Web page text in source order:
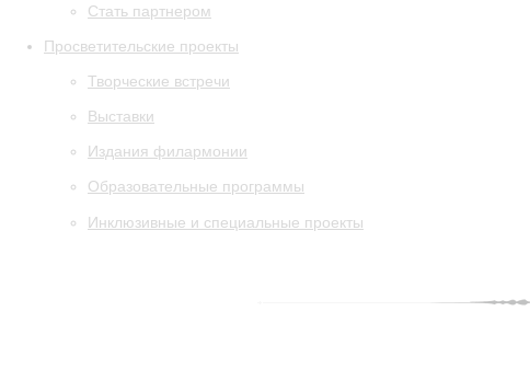
Стать партнером
Просветительские проекты
Творческие встречи
Выставки
Издания филармонии
Образовательные программы
Инклюзивные и специальные проекты